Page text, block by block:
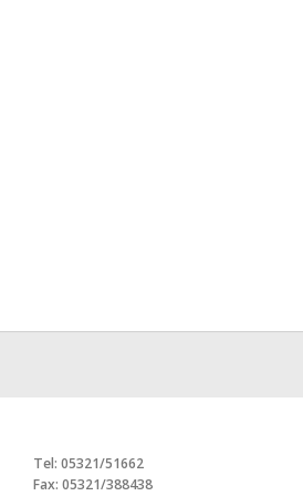
Tel: 05321/51662
Fax: 05321/388438